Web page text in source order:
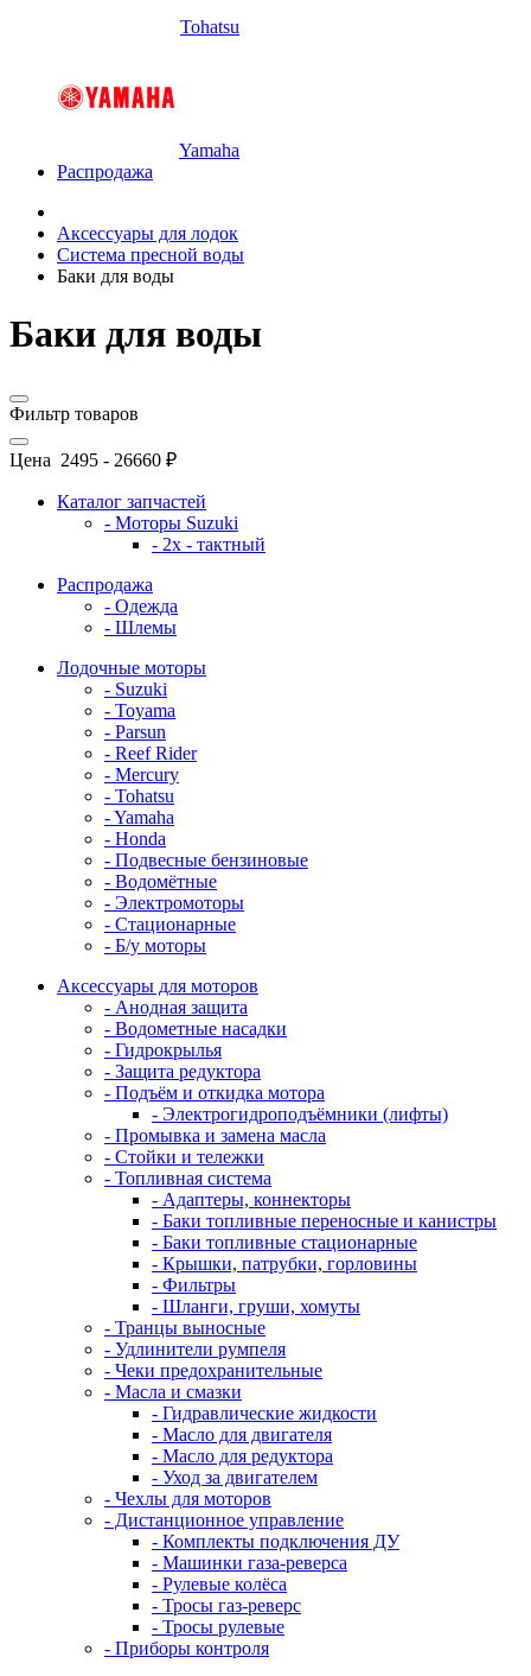
Tohatsu
Yamaha
Распродажа
Аксессуары для лодок
Система пресной воды
Баки для воды
Баки для воды
Фильтр товаров
Цена 2495 - 26660 ₽
Каталог запчастей
- Моторы Suzuki
- 2x - тактный
Распродажа
- Одежда
- Шлемы
Лодочные моторы
- Suzuki
- Toyama
- Parsun
- Reef Rider
- Mercury
- Tohatsu
- Yamaha
- Honda
- Подвесные бензиновые
- Водомётные
- Электромоторы
- Стационарные
- Б/у моторы
Аксессуары для моторов
- Анодная защита
- Водометные насадки
- Гидрокрылья
- Защита редуктора
- Подъём и откидка мотора
- Электрогидроподъёмники (лифты)
- Промывка и замена масла
- Стойки и тележки
- Топливная система
- Адаптеры, коннекторы
- Баки топливные переносные и канистры
- Баки топливные стационарные
- Крышки, патрубки, горловины
- Фильтры
- Шланги, груши, хомуты
- Транцы выносные
- Удлинители румпеля
- Чеки предохранительные
- Масла и смазки
- Гидравлические жидкости
- Масло для двигателя
- Масло для редуктора
- Уход за двигателем
- Чехлы для моторов
- Дистанционное управление
- Комплекты подключения ДУ
- Машинки газа-реверса
- Рулевые колёса
- Тросы газ-реверс
- Тросы рулевые
- Приборы контроля